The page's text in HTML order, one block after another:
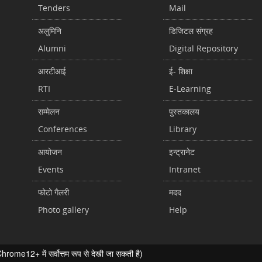
Tenders
अलुमिनि
Alumni
आरटीआई
RTI
सम्मेलन
Conferences
आयोजन
Events
फोटो गैलरी
Photo gallery
Mail
डिजिटल संग्रह
Digital Repository
ई- शिक्षा
E-Learning
पुस्तकालय
Library
इन्ट्रानेट
Intranet
मदद
Help
में सर्वोत्तम रूप से देखी जा सकती है)